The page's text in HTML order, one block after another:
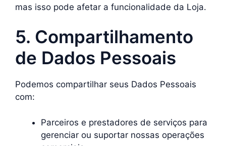
mas isso pode afetar a funcionalidade da Loja.
5. Compartilhamento
de Dados Pessoais
Podemos compartilhar seus Dados Pessoais
com:
Parceiros e prestadores de serviços para
gerenciar ou suportar nossas operações